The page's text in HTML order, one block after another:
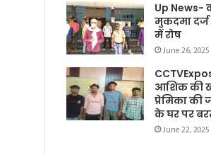
Up News-
मुकदमा दर्ज
में रोष
June 26, 2025
आशिक की
प्रेमिका की
के घर पर
June 22, 2025